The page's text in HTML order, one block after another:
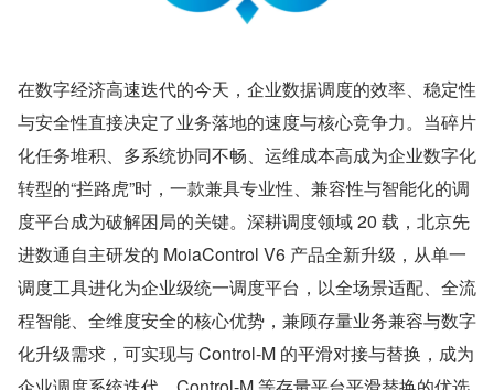
在数字经济高速迭代的今天，企业数据调度的效率、稳定性
与安全性直接决定了业务落地的速度与核心竞争力。当碎片
化任务堆积、多系统协同不畅、运维成本高成为企业数字化
转型的“拦路虎”时，一款兼具专业性、兼容性与智能化的调
度平台成为破解困局的关键。深耕调度领域 20 载，北京先
进数通自主研发的 MoiaControl V6 产品全新升级，从单一
调度工具进化为企业级统一调度平台，以全场景适配、全流
程智能、全维度安全的核心优势，兼顾存量业务兼容与数字
化升级需求，可实现与 Control-M 的平滑对接与替换，成为